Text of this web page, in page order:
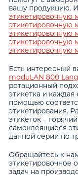
вашу продукцию.
этикетировочную
этикетировочную
этикетировочную
этикетировочную
этикетировочную
Есть интересный
moduLAN 800
ротационный
этикетка и
помощью
этикетирования.
этикеток –
самоклеящиеся
данной серии по
Обращайтесь к
этикетировочное
задач на